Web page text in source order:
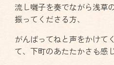
流し囃子を奏でながら浅草
振ってくださる方、
がんばってねと声をかけて
て、下町のあたたかさも感